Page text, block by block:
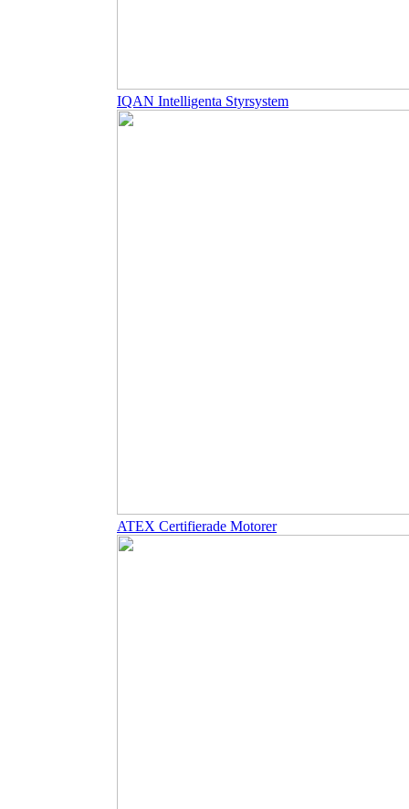
IQAN Intelligenta Styrsystem
ATEX Certifierade Motorer